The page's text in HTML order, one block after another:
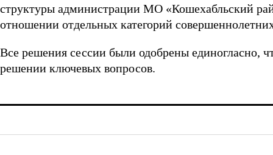
структуры администрации МО «Кошехабльский
отношении отдельных категорий
Все решения сессии были одобрены единогласно,
решении ключевых вопросов.